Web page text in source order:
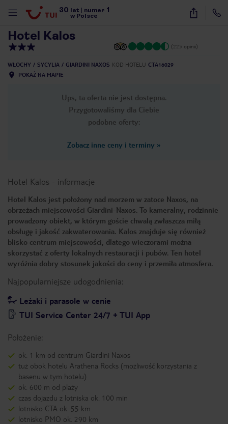
30 lat numer 1
w Polsce
13
Hotel Kalos
(225 opinii)
WŁOCHY SYCYLIA GIARDINI NAXOS KOD HOTELU CTA16029
POKAŻ NA MAPIE
Ups, ta oferta nie jest dostępna.
Przygotowaliśmy dla Ciebie
podobne oferty:
Zobacz inne ceny i terminy »
Hotel Kalos - informacje
Hotel Kalos jest położony nad morzem w zatoce Naxos, na
obrzeżach miejscowości Giardini-Naxos. To kameralny, rodzinnie
prowadzony obiekt, w którym goście chwalą zwłaszcza miłą
obsługę i jakość zakwaterowania. Kalos znajduje się również
blisko centrum miejscowości, dlatego wieczorami można
skorzystać z oferty lokalnych restauracji i pubów. Ten hotel
wyróżnia dobry stosunek jakości do ceny i przemiła atmosfera.
Najpopularniejsze udogodnienia:
Leżaki i parasole w cenie
TUI Service Center 24/7 + TUI App
Położenie:
ok. 1 km od centrum Giardini Naxos
tuż obok hotelu Arathena Rocks (możliwość korzystania z
basenu w tym hotelu)
ok. 600 m od plaży
czas dojazdu z lotniska ok. 100 min
lotnisko CTA ok. 55 km
lotnisko PMO ok. 290 km